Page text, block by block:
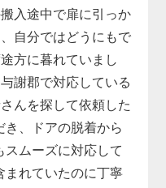
入途中で扉に引っか
自分ではどうにもで
方に暮れていまし
謝郡で対応している
んを探して依頼した
き、ドアの脱着から
ムーズに対応して
まれていたのに丁寧